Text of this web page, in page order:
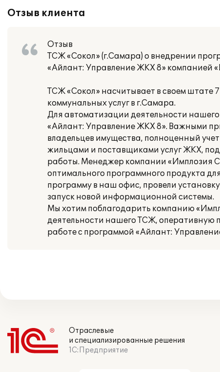
Отзыв клиента
Отзыв
ТСЖ «Сокол» (г.Самара) о внедрении
«Айлант: Управление ЖКХ 8» компанией
ТСЖ «Сокол» насчитывает в своем штате
коммунальных услуг в г.Самара.
Для автоматизации деятельности
«Айлант: Управление ЖКХ 8». Важными
владельцев имущества, полноценный
жильцами и поставщиками услуг ЖКХ,
работы. Менеджер компании «Имплозия
оптимального программного продукта
программу в наш офис, провели
запуск новой информационной системы.
Мы хотим поблагодарить компанию
деятельности нашего ТСЖ, оперативную
работе с программой «Айлант:
Отраслевые
и специализированные решения
1С:Предприятие